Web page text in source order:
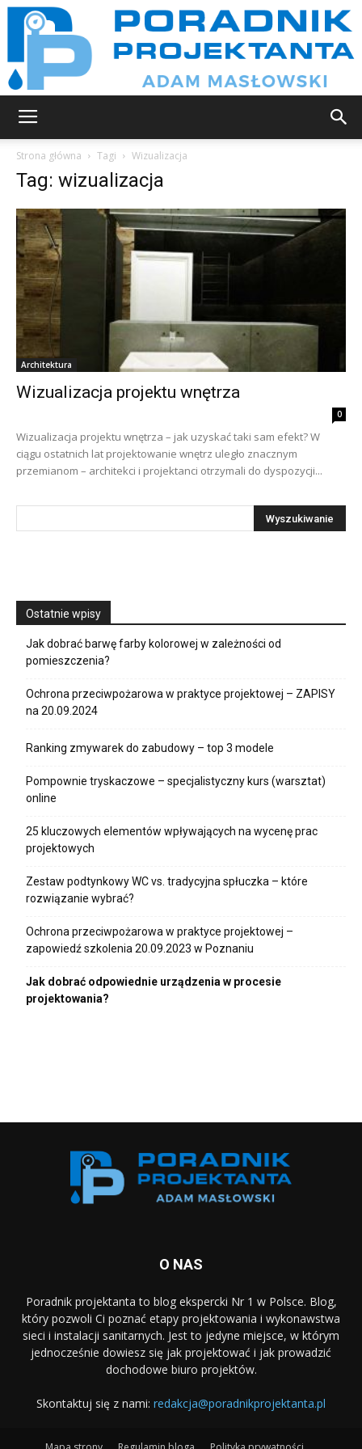
Strona główna Tagi Wizualizacja
Tag: wizualizacja
Architektura
Wizualizacja projektu wnętrza
0
Wizualizacja projektu wnętrza – jak uzyskać taki sam efekt? W
ciągu ostatnich lat projektowanie wnętrz uległo znacznym
przemianom – architekci i projektanci otrzymali do dyspozycji...
Ostatnie wpisy
Jak dobrać barwę farby kolorowej w zależności od
pomieszczenia?
Ochrona przeciwpożarowa w praktyce projektowej – ZAPISY
na 20.09.2024
Ranking zmywarek do zabudowy – top 3 modele
Pompownie tryskaczowe – specjalistyczny kurs (warsztat)
online
25 kluczowych elementów wpływających na wycenę prac
projektowych
Zestaw podtynkowy WC vs. tradycyjna spłuczka – które
rozwiązanie wybrać?
Ochrona przeciwpożarowa w praktyce projektowej –
zapowiedź szkolenia 20.09.2023 w Poznaniu
Jak dobrać odpowiednie urządzenia w procesie
projektowania?
O NAS
Poradnik projektanta to blog ekspercki Nr 1 w Polsce. Blog,
który pozwoli Ci poznać etapy projektowania i wykonawstwa
sieci i instalacji sanitarnych. Jest to jedyne miejsce, w którym
jednocześnie dowiesz się jak projektować i jak prowadzić
dochodowe biuro projektów.
Skontaktuj się z nami: redakcja@poradnikprojektanta.pl